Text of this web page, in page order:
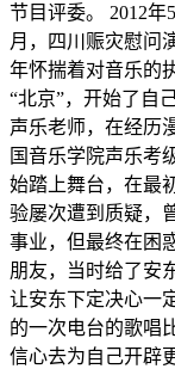
节目评委。 2012年
月，四川赈灾慰问
年怀揣着对音乐的
“北京”，开始了自
声乐老师，在经历
国音乐学院声乐考
始踏上舞台，在最
验屡次遭到质疑，
事业，但最终在困
朋友，当时给了安
让安东下定决心一
的一次电台的歌唱
信心去为自己开辟